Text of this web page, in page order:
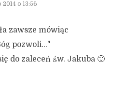
o 13:56
zawsze mówiąc
pozwoli…"
do zaleceń św. Jakuba 🙂